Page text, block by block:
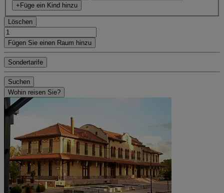
+Füge ein Kind hinzu
Löschen
Fügen Sie einen Raum hinzu
Sondertarife
Suchen
Wohin reisen Sie?